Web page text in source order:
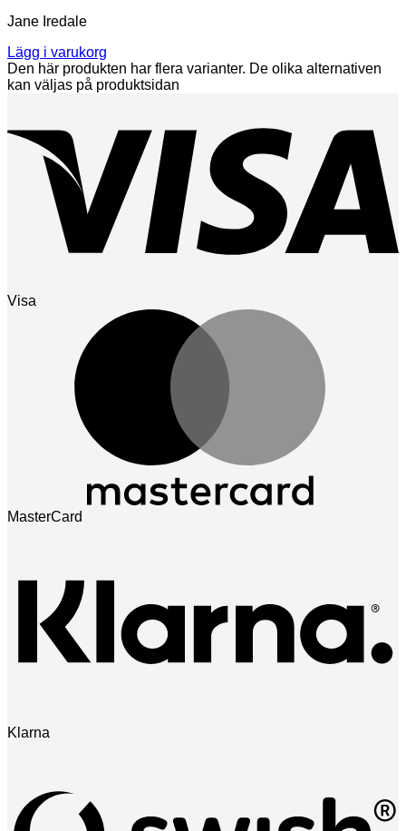
Jane Iredale
Lägg i varukorg
Den här produkten har flera varianter. De olika alternativen
kan väljas på produktsidan
Visa
MasterCard
Klarna